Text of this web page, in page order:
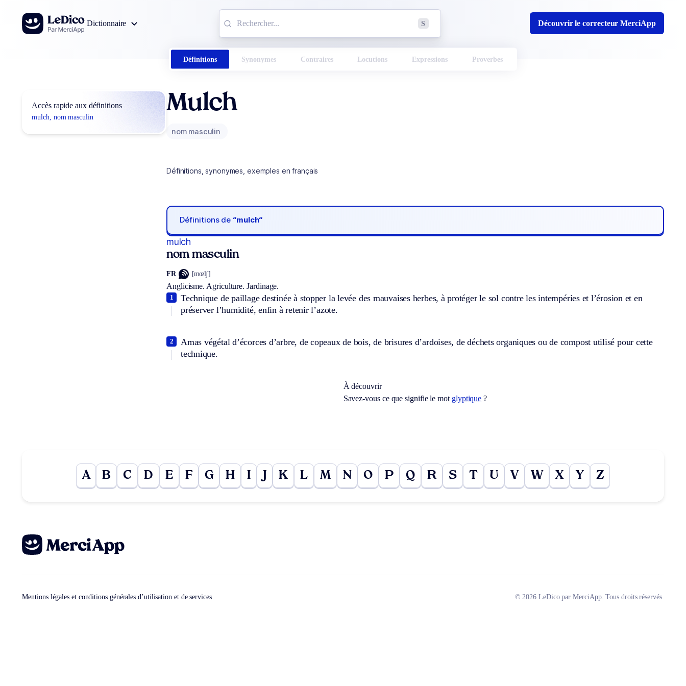
Aller au contenu
Dictionnaire
S Découvrir le correcteur MerciApp
Définitions Synonymes Contraires Locutions Expressions Proverbes
Accès rapide aux définitions
mulch, nom masculin
Mulch
nom masculin
Définitions, synonymes, exemples en français
Définitions de “mulch“
mulch
nom masculin
FR [mœlʃ]
Anglicisme. Agriculture. Jardinage.
Technique de paillage destinée à stopper la levée des mauvaises herbes, à protéger le sol contre les intempéries et l’érosion et en
préserver l’humidité, enfin à retenir l’azote.
1
Amas végétal d’écorces d’arbre, de copeaux de bois, de brisures d’ardoises, de déchets organiques ou de compost utilisé pour cette
technique.
2
À découvrir
Savez-vous ce que signifie le mot glyptique ?
A B C D E F G H I K L M N O P Q R S T U V W X Y Z
Mentions légales et conditions générales d’utilisation et de services © 2026 LeDico par MerciApp. Tous droits réservés.